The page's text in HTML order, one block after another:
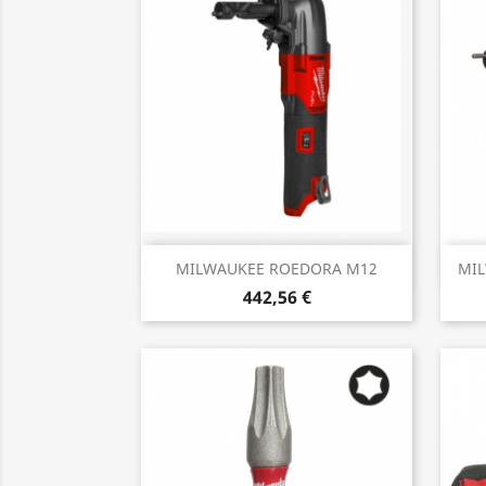
MILWAUKEE ROEDORA M12
442,56 €
Vista rápida